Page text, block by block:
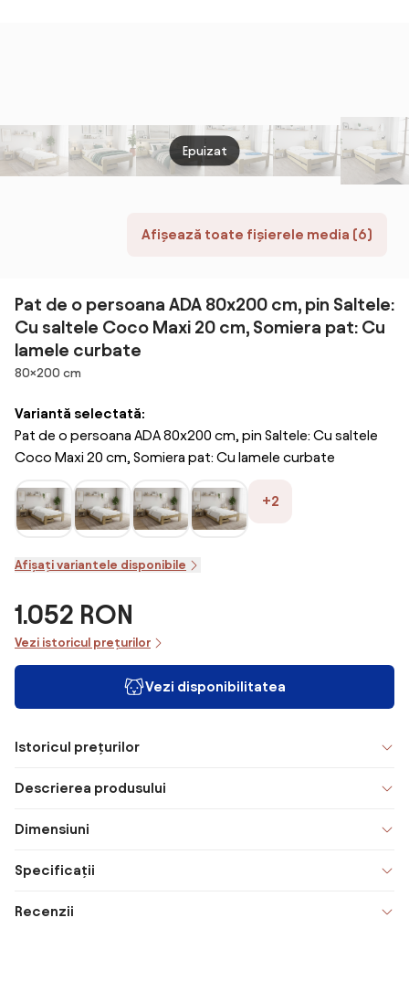
Afișează toate fișierele media (6)
Epuizat
Pat de o persoana ADA 80x200 cm, pin Saltele:
Cu saltele Coco Maxi 20 cm, Somiera pat: Cu
lamele curbate
Dimensiuni
80×200 cm
Variantă selectată:
Pat de o persoana ADA 80x200 cm, pin Saltele: Cu saltele
Coco Maxi 20 cm, Somiera pat: Cu lamele curbate
+2
Afișați variantele disponibile
1.052 RON
Vezi istoricul prețurilor
Vezi disponibilitatea
Istoricul prețurilor
Descrierea produsului
Dimensiuni
Specificații
Recenzii